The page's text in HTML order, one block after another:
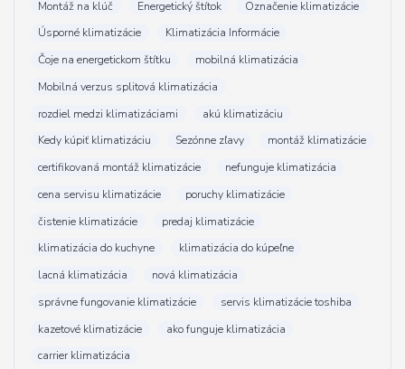
Montáž na klúč
Energetický štítok
Označenie klimatizácie
Úsporné klimatizácie
Klimatizácia Informácie
Čoje na energetickom štítku
mobilná klimatizácia
Mobilná verzus splitová klimatizácia
rozdiel medzi klimatizáciami
akú klimatizáciu
Kedy kúpiť klimatizáciu
Sezónne zľavy
montáž klimatizácie
certifikovaná montáž klimatizácie
nefunguje klimatizácia
cena servisu klimatizácie
poruchy klimatizácie
čistenie klimatizácie
predaj klimatizácie
klimatizácia do kuchyne
klimatizácia do kúpeľne
lacná klimatizácia
nová klimatizácia
správne fungovanie klimatizácie
servis klimatizácie toshiba
kazetové klimatizácie
ako funguje klimatizácia
carrier klimatizácia